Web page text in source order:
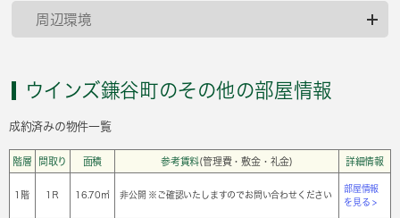
周辺環境
ウインズ鎌谷町のその他の部屋情報
成約済みの物件一覧
階層 間取り 面積 参考賃料(管理費・敷金・礼金) 詳細情報
1階 1Ｒ 16.70㎡ 非公開 ※ご確認いたしますのでお問い合わせください
部屋情報
を見る >